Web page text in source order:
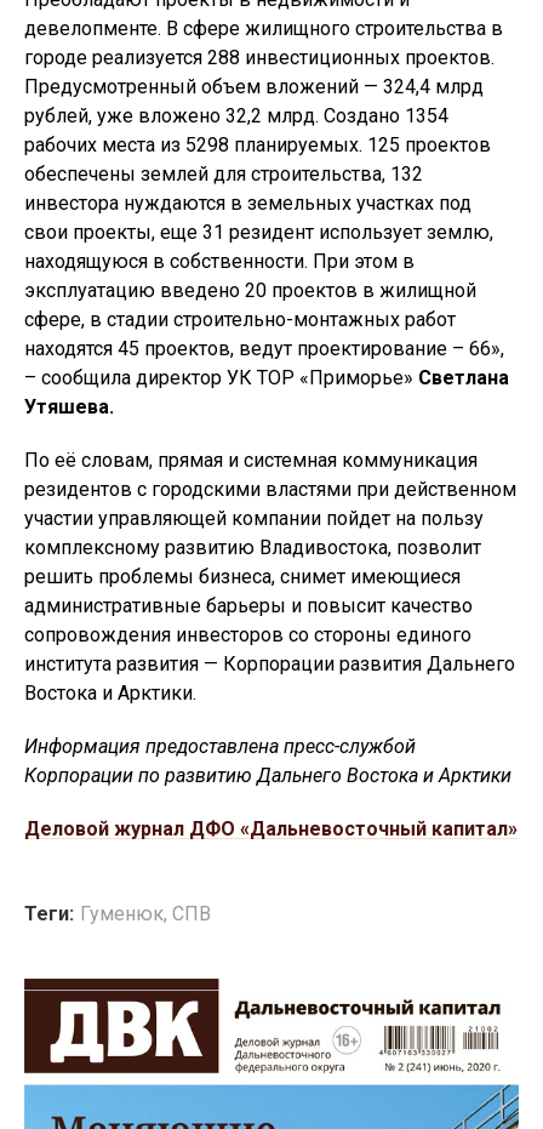
девелопменте. В сфере жилищного строительства в
городе реализуется 288 инвестиционных проектов.
Предусмотренный объем вложений — 324,4 млрд
рублей, уже вложено 32,2 млрд. Создано 1354
рабочих места из 5298 планируемых. 125 проектов
обеспечены землей для строительства, 132
инвестора нуждаются в земельных участках под
свои проекты, еще 31 резидент использует землю,
находящуюся в собственности. При этом в
эксплуатацию введено 20 проектов в жилищной
сфере, в стадии строительно-монтажных работ
находятся 45 проектов, ведут проектирование – 66»,
– сообщила директор УК ТОР «Приморье» Светлана
Утяшева.
По её словам, прямая и системная коммуникация
резидентов с городскими властями при действенном
участии управляющей компании пойдет на пользу
комплексному развитию Владивостока, позволит
решить проблемы бизнеса, снимет имеющиеся
административные барьеры и повысит качество
сопровождения инвесторов со стороны единого
института развития — Корпорации развития Дальнего
Востока и Арктики.
Информация предоставлена пресс-службой
Корпорации по развитию Дальнего Востока и Арктики
Деловой журнал ДФО «Дальневосточный капитал»
Теги: Гуменюк, СПВ